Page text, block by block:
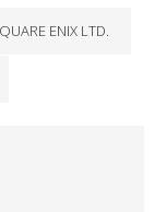
ENIX LTD.